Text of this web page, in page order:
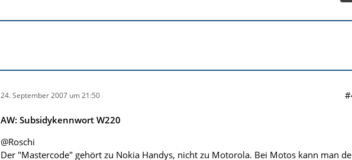
24. September 2007 um 21:50
AW: Subsidykennwort W220
@Roschi
Der "Mastercode" gehört zu Nokia Handys, nicht zu Motorola. Bei Motos kann man